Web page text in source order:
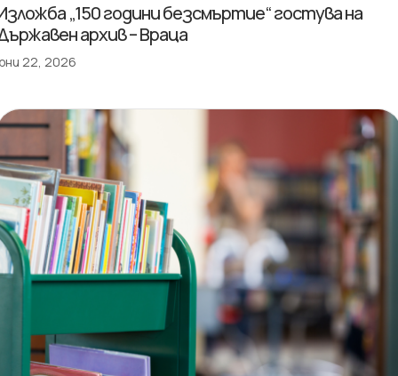
„150 години безсмъртие“ гостува на
архив – Враца
22, 2026